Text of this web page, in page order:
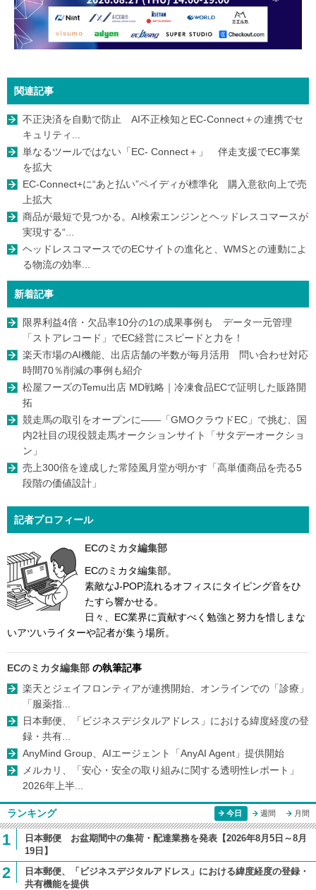
関連記事
不正決済を自動で防止 AI不正検知とEC-Connect＋の連携でセ
キュリティ...
単なるツールではない「EC- Connect＋」 伴走支援でEC事業
を拡大
EC-Connect+に“あと払い”ペイディが標準化 購入意欲向上で売
上拡大
商品が最短で見つかる。AI検索エンジンとヘッドレスコマースが
実現する“...
ヘッドレスコマースでのECサイトの進化と、WMSとの連動によ
る物流の効率...
新着記事
限界利益4倍・欠品率10分の1の成果事例も データ一元管理
「ストアレコード」でEC経営にスピードと力を！
楽天市場のAI機能、出店店舗の半数が毎月活用 問い合わせ対応
時間70％削減の事例も紹介
松屋フーズのTemu出店 MD戦略｜冷凍食品ECで証明した販路開
拓
競走馬の取引をオープンに――「GMOクラウドEC」で挑む、国
内2社目の現役競走馬オークションサイト「サタデーオークショ
ン」
売上300倍を達成した常陸風月堂が明かす「高単価商品を売る5
段階の価値設計」
記者プロフィール
ECのミカタ編集部
ECのミカタ編集部。
素敵なJ-POP流れるオフィスにタイピング音をひ
たすら響かせる。
日々、EC業界に貢献すべく勉強と努力を惜しまな
いアツいライターや記者が集う場所。
ECのミカタ編集部 の執筆記事
楽天とジェイフロンティアが連携開始、オンラインでの「診療」
「服薬指...
日本郵便、「ビジネスデジタルアドレス」における緯度経度の登
録・共有...
AnyMind Group、AIエージェント「AnyAI Agent」提供開始
メルカリ、「安心・安全の取り組みに関する透明性レポート」
2026年上半...
ランキング 今日 週間 月間
1
日本郵便 お盆期間中の集荷・配達業務を発表【2026年8月5日～8月
19日】
2
日本郵便、「ビジネスデジタルアドレス」における緯度経度の登録・
共有機能を提供